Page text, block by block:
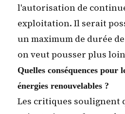
l'autorisation de
exploitation. Il serait
un maximum de durée
on veut pousser plus
Quelles conséquences pour
énergies renouvelables ?
Les critiques soulignent